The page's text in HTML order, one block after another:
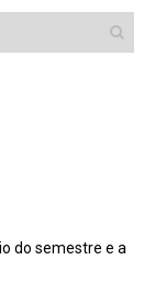
do semestre e a